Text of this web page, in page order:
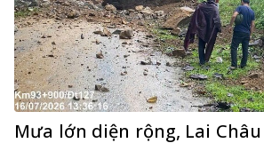
Mưa lớn diện rộng, Lai